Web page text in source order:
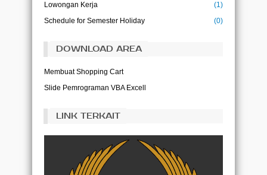
Lowongan Kerja
(1)
Schedule for Semester Holiday
(0)
DOWNLOAD AREA
Membuat Shopping Cart
Slide Pemrograman VBA Excell
LINK TERKAIT